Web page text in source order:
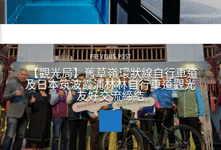
PREVIOUS POST
【觀光局】舊草嶺環狀線自行車道
及日本筑波霞浦林林自行車道觀光
友好交流締結